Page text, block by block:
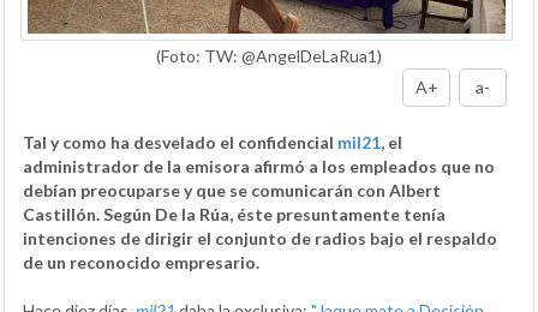
(Foto: TW: @AngelDeLaRua1)
A+
a-
Tal y como ha desvelado el confidencial mil21, el
administrador de la emisora afirmó a los empleados que no
debían preocuparse y que se comunicarán con Albert
Castillón. Según De la Rúa, éste presuntamente tenía
intenciones de dirigir el conjunto de radios bajo el respaldo
de un reconocido empresario.